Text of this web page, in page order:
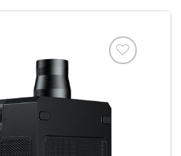
Toevoegen
aan
verlanglijst